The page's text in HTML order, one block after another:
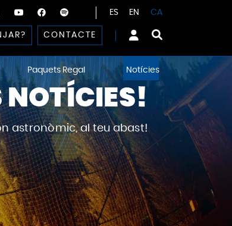
ES EN CA
CONTACTE
Paquets Regal Notícies
NOTÍCIES!
astronòmic, al teu abast!